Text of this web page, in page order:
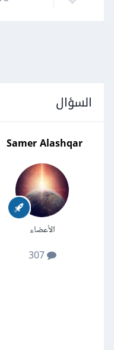
السؤال
Samer Alashqar
الأعضاء
307